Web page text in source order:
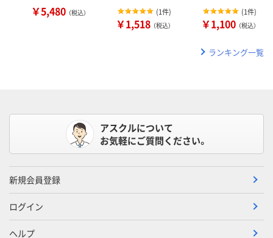
￥5,480 （税込） (1件)
￥1,518 （税込）
(1件)
￥1,100 （税込）
ランキング一覧
アスクルについて
お気軽にご質問ください。
新規会員登録
ログイン
ヘルプ